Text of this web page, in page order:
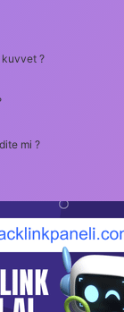
kuvvet ?
mi ?